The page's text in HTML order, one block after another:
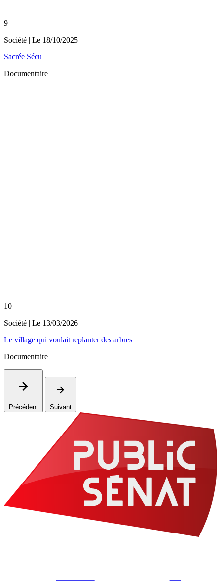
9
Société | Le 18/10/2025
Sacrée Sécu
Documentaire
10
Société | Le 13/03/2026
Le village qui voulait replanter des arbres
Documentaire
Précédent Suivant